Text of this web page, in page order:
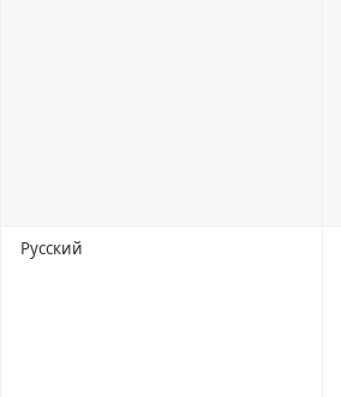
Русский